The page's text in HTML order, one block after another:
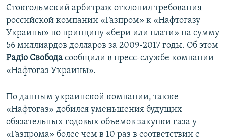
ТЕЛЕПРОЕКТ КРЫМ.РЕАЛИИ
ПРОПАВШИЕ БЕЗ ВЕСТИ
ПОБЕДИТЕЛЕЙ НЕ СУДЯТ?
ELIFBE
УКРАИНСКАЯ ПРОБЛЕМА КРЫМА
Українською
Qırımtatar
ПРИСОЕДИНЯЙТЕСЬ!
Все сайты RFE/RL
Стокгольмский арбитраж отклонил требования
российской компании «Газпром» к «Нафтогазу
Украины» по принципу «бери или плати» на сумму
56 миллиардов долларов за 2009-2017 годы. Об этом
Радіо Свобода сообщили в пресс-службе компании
«Нафтогаз Украины».
По данным украинской компании, также
«Нафтогаз» добился уменьшения будущих
обязательных годовых объемов закупки газа у
«Газпрома» более чем в 10 раз в соответствии с